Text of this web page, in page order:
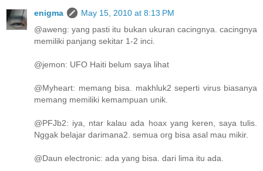
enigma
May 15, 2010 at 8:13 PM
@aweng: yang pasti itu bukan ukuran cacingnya. cacingnya
memiliki panjang sekitar 1-2 inci.
@jemon: UFO Haiti belum saya lihat
@Myheart: memang bisa. makhluk2 seperti virus biasanya
memang memiliki kemampuan unik.
@PFJb2: iya, ntar kalau ada hoax yang keren, saya tulis.
Nggak belajar darimana2. semua org bisa asal mau mikir.
@Daun electronic: ada yang bisa. dari lima itu ada.